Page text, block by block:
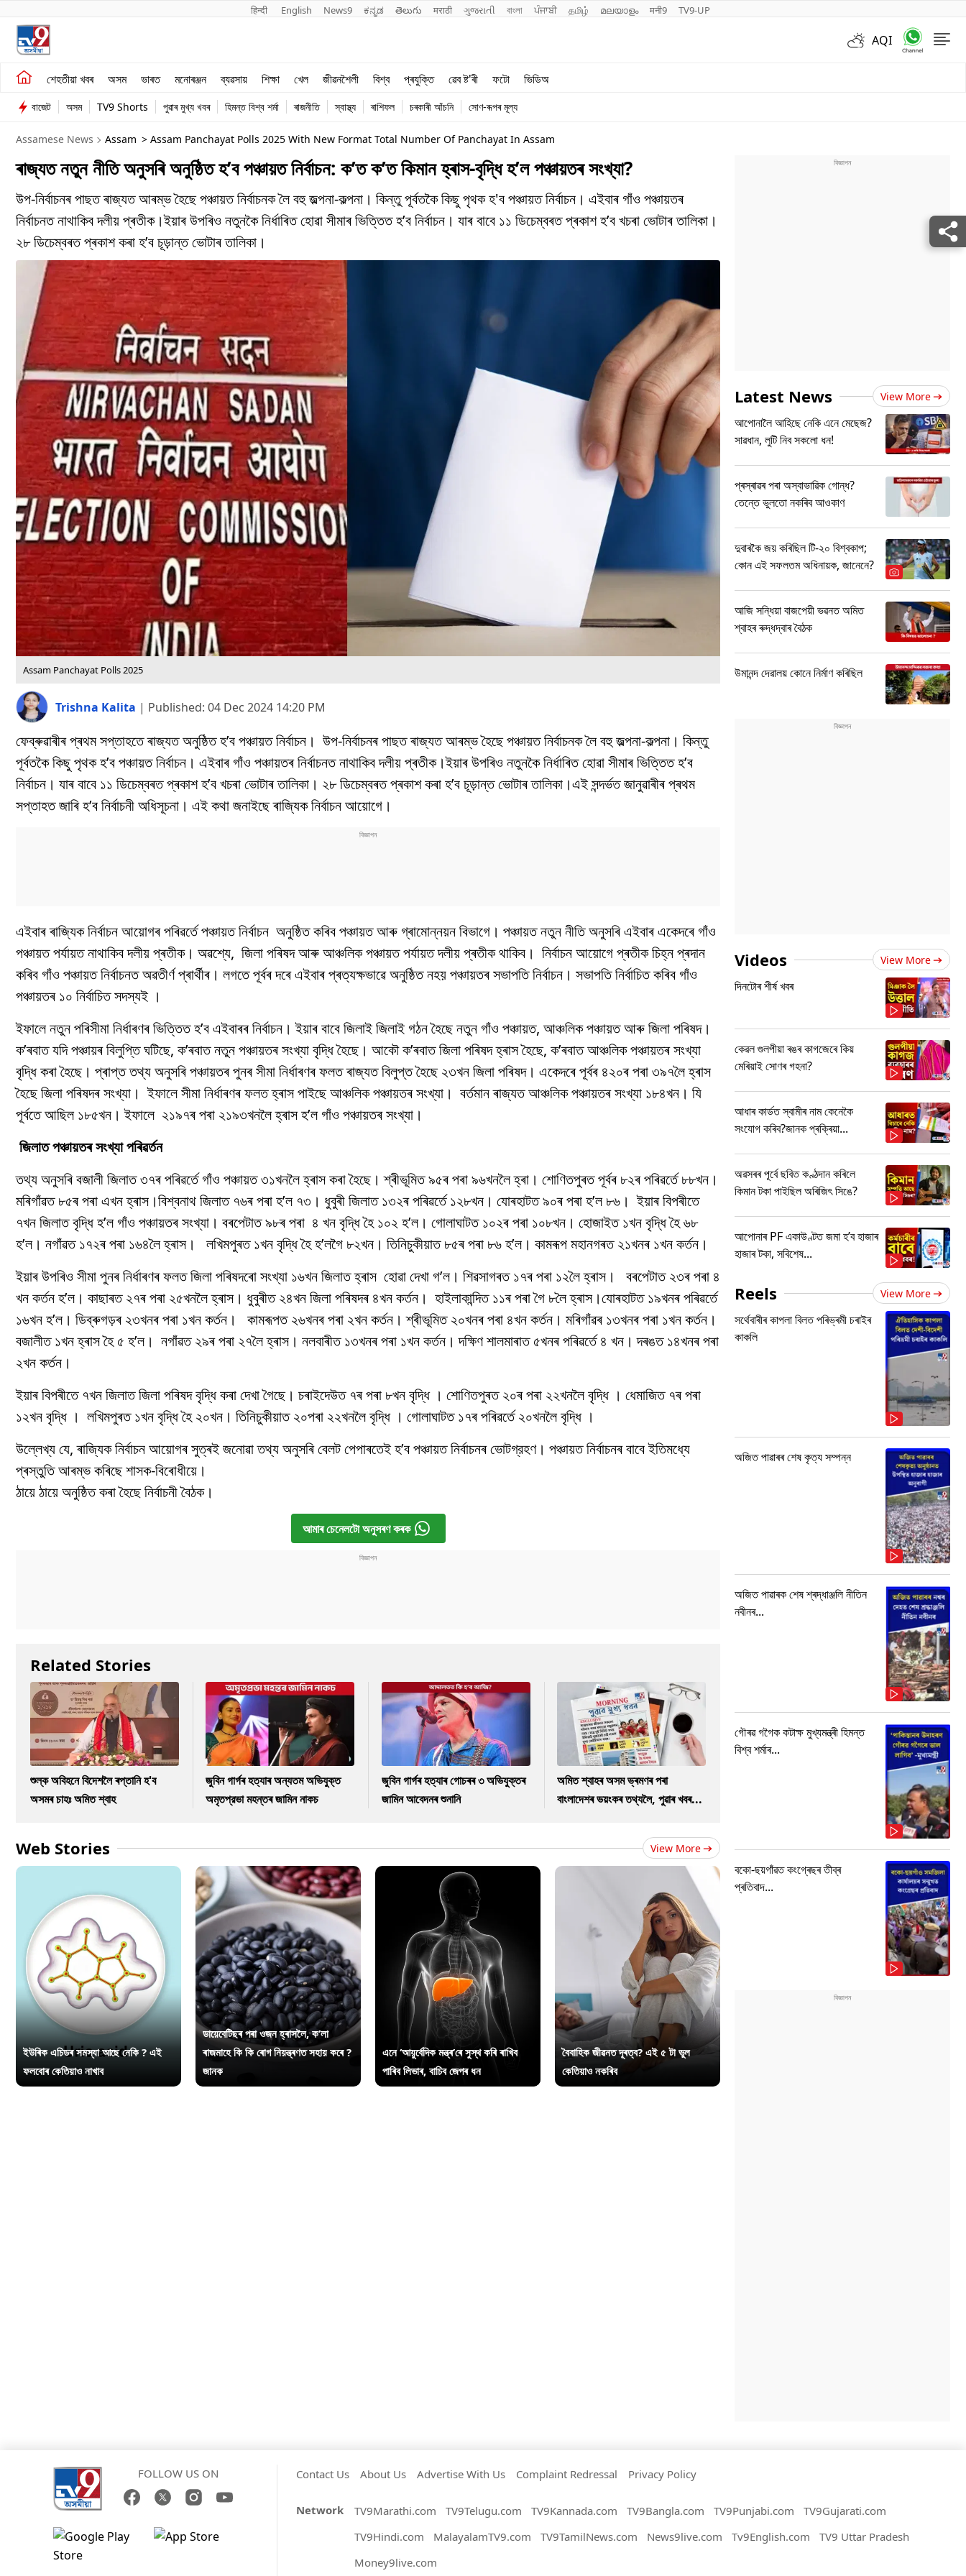
हिन्दी English News9 ಕನ್ನಡ తెలుగు मराठी ગુજરાતી বাংলা ਪੰਜਾਬੀ தமிழ் മലയാളം मनी9 TV9-UP
AQI
শেহতীয়া খবৰ অসম ভাৰত মনোৰঞ্জন ব্যৱসায় শিক্ষা খেল জীৱনশৈলী বিশ্ব প্ৰযুক্তি ৱেব ষ্ট'ৰী ফটো ভিডিঅ
শেহতীয়া খবৰ
অসম
ভাৰত
ব্যৱসায়
খেল
জীৱনশৈলী
বাজেট অসম TV9 Shorts পুৱাৰ মুখ্য খবৰ হিমন্ত বিশ্ব শৰ্মা ৰাজনীতি স্বাস্থ্য ৰাশিফল চৰকাৰী আঁচনি সোণ-ৰূপৰ মূল্য
Assamese News Assam > Assam Panchayat Polls 2025 With New Format Total Number Of Panchayat In Assam
ৰাজ্যত নতুন নীতি অনুসৰি অনুষ্ঠিত হ’ব পঞ্চায়ত নিৰ্বাচন: ক’ত ক’ত কিমান হ্ৰাস-বৃদ্ধি হ’ল পঞ্চায়তৰ সংখ্যা?
উপ-নিৰ্বাচনৰ পাছত ৰাজ্যত আৰম্ভ হৈছে পঞ্চায়ত নিৰ্বাচনক লৈ বহু জল্পনা-কল্পনা। কিন্তু পূৰ্বতকৈ কিছু পৃথক হ'ব পঞ্চায়ত নিৰ্বাচন। এইবাৰ গাঁও পঞ্চায়তৰ
নিৰ্বাচনত নাথাকিব দলীয় প্ৰতীক।ইয়াৰ উপৰিও নতুনকৈ নিৰ্ধাৰিত হোৱা সীমাৰ ভিত্তিত হ’ব নিৰ্বাচন। যাৰ বাবে ১১ ডিচেম্বৰত প্ৰকাশ হ’ব খচৰা ভোটাৰ তালিকা।
২৮ ডিচেম্বৰত প্ৰকাশ কৰা হ’ব চূড়ান্ত ভোটাৰ তালিকা।
Assam Panchayat Polls 2025
Trishna Kalita | Published: 04 Dec 2024 14:20 PM
ফেব্ৰুৱাৰীৰ প্ৰথম সপ্তাহতে ৰাজ্যত অনুষ্ঠিত হ’ব পঞ্চায়ত নিৰ্বাচন। উপ-নিৰ্বাচনৰ পাছত ৰাজ্যত আৰম্ভ হৈছে পঞ্চায়ত নিৰ্বাচনক লৈ বহু জল্পনা-কল্পনা। কিন্তু
পূৰ্বতকৈ কিছু পৃথক হ’ব পঞ্চায়ত নিৰ্বাচন। এইবাৰ গাঁও পঞ্চায়তৰ নিৰ্বাচনত নাথাকিব দলীয় প্ৰতীক।ইয়াৰ উপৰিও নতুনকৈ নিৰ্ধাৰিত হোৱা সীমাৰ ভিত্তিত হ’ব
নিৰ্বাচন। যাৰ বাবে ১১ ডিচেম্বৰত প্ৰকাশ হ’ব খচৰা ভোটাৰ তালিকা। ২৮ ডিচেম্বৰত প্ৰকাশ কৰা হ’ব চূড়ান্ত ভোটাৰ তালিকা।এই সন্দৰ্ভত জানুৱাৰীৰ প্ৰথম
সপ্তাহত জাৰি হ’ব নিৰ্বাচনী অধিসূচনা। এই কথা জনাইছে ৰাজ্যিক নিৰ্বাচন আয়োগে।
এইবাৰ ৰাজ্যিক নিৰ্বাচন আয়োগৰ পৰিৱৰ্তে পঞ্চায়ত নিৰ্বাচন অনুষ্ঠিত কৰিব পঞ্চায়ত আৰু গ্ৰামোন্নয়ন বিভাগে। পঞ্চায়ত নতুন নীতি অনুসৰি এইবাৰ একেদৰে গাঁও
পঞ্চায়ত পৰ্যায়ত নাথাকিব দলীয় প্ৰতীক। অৱশ্যে, জিলা পৰিষদ আৰু আঞ্চলিক পঞ্চায়ত পৰ্যায়ত দলীয় প্ৰতীক থাকিব। নিৰ্বাচন আয়োগে প্ৰতীক চিহ্ন প্ৰদান
কৰিব গাঁও পঞ্চায়ত নিৰ্বাচনত অৱতীৰ্ণ প্ৰাৰ্থীৰ। লগতে পূৰ্বৰ দৰে এইবাৰ প্ৰত্যক্ষভাৱে অনুষ্ঠিত নহয় পঞ্চায়তৰ সভাপতি নিৰ্বাচন। সভাপতি নিৰ্বাচিত কৰিব গাঁও
পঞ্চায়তৰ ১০ নিৰ্বাচিত সদস্যই ।
ইফালে নতুন পৰিসীমা নিৰ্ধাৰণৰ ভিত্তিত হ’ব এইবাৰৰ নিৰ্বাচন। ইয়াৰ বাবে জিলাই জিলাই গঠন হৈছে নতুন গাঁও পঞ্চায়ত, আঞ্চলিক পঞ্চায়ত আৰু জিলা পৰিষদ।
ক’ৰবাত যদি পঞ্চায়ৰ বিলুপ্তি ঘটিছে, ক’ৰবাত নতুন পঞ্চায়তৰ সংখ্যা বৃদ্ধি হৈছে। আকৌ ক’ৰবাত জিলা পৰিষদ হ্ৰাস হৈছে, ক’ৰবাত আঞ্চলিক পঞ্চায়তৰ সংখ্যা
বৃদ্ধি কৰা হৈছে। প্ৰাপ্ত তথ্য অনুসৰি পঞ্চায়তৰ পুনৰ সীমা নিৰ্ধাৰণৰ ফলত ৰাজ্যত বিলুপ্ত হৈছে ২৩খন জিলা পৰিষদ। একেদৰে পূৰ্বৰ ৪২০ৰ পৰা ৩৯৭লৈ হ্ৰাস
হৈছে জিলা পৰিষদৰ সংখ্যা। ইফালে সীমা নিৰ্ধাৰণৰ ফলত হ্ৰাস পাইছে আঞ্চলিক পঞ্চায়তৰ সংখ্যা। বৰ্তমান ৰাজ্যত আঞ্চলিক পঞ্চায়তৰ সংখ্যা ১৮৪খন। যি
পূৰ্বতে আছিল ১৮৫খন। ইফালে ২১৯৭ৰ পৰা ২১৯৩খনলৈ হ্ৰাস হ’ল গাঁও পঞ্চায়তৰ সংখ্যা।
জিলাত পঞ্চায়তৰ সংখ্যা পৰিৱৰ্তন
তথ্য অনুসৰি বজালী জিলাত ৩৭ৰ পৰিৱৰ্তে গাঁও পঞ্চায়ত ৩১খনলৈ হ্ৰাস কৰা হৈছে। শ্ৰীভূমিত ৯৫ৰ পৰা ৯৬খনলৈ হ্ৰা। শোণিতপুৰত পূৰ্বৰ ৮২ৰ পৰিৱৰ্তে ৮৮খন।
মৰিগাঁৱত ৮৫ৰ পৰা এখন হ্ৰাস।বিশ্বনাথ জিলাত ৭৬ৰ পৰা হ’ল ৭৩। ধুবুৰী জিলাত ১৩২ৰ পৰিৱৰ্তে ১২৮খন। যোৰহাটত ৯০ৰ পৰা হ’ল ৮৬। ইয়াৰ বিপৰীতে
৭খন জিলাত বৃদ্ধি হ’ল গাঁও পঞ্চায়তৰ সংখ্যা। বৰপেটাত ৯৮ৰ পৰা ৪ খন বৃদ্ধি হৈ ১০২ হ’ল। গোলাঘাটত ১০২ৰ পৰা ১০৮খন। হোজাইত ১খন বৃদ্ধি হৈ ৬৮
হ’ল। নগাঁৱত ১৭২ৰ পৰা ১৬৪লৈ হ্ৰাস। লখিমপুৰত ১খন বৃদ্ধি হৈ হ’লগৈ ৮২খন। তিনিচুকীয়াত ৮৫ৰ পৰা ৮৬ হ’ল। কামৰূপ মহানগৰত ২১খনৰ ১খন কৰ্তন।
ইয়াৰ উপৰিও সীমা পুনৰ নিৰ্ধাৰণৰ ফলত জিলা পৰিষদৰো সংখ্যা ১৬খন জিলাত হ্ৰাস হোৱা দেখা গ’ল। শিৱসাগৰত ১৭ৰ পৰা ১২লৈ হ্ৰাস। বৰপেটাত ২৩ৰ পৰা ৪
খন কৰ্তন হ’ল। কাছাৰত ২৭ৰ পৰা ২৫খনলৈ হ্ৰাস। ধুবুৰীত ২৪খন জিলা পৰিষদৰ ৪খন কৰ্তন। হাইলাকান্দিত ১১ৰ পৰা গৈ ৮লৈ হ্ৰাস।যোৰহাটত ১৯খনৰ পৰিৱৰ্তে
১৬খন হ’ল। ডিব্ৰুগড়ৰ ২৩খনৰ পৰা ১খন কৰ্তন। কামৰূপত ২৬খনৰ পৰা ২খন কৰ্তন। শ্ৰীভূমিত ২০খনৰ পৰা ৪খন কৰ্তন। মৰিগাঁৱৰ ১৩খনৰ পৰা ১খন কৰ্তন।
বজালীত ১খন হ্ৰাস হৈ ৫ হ’ল। নগাঁৱত ২৯ৰ পৰা ২৭লৈ হ্ৰাস। নলবাৰীত ১৩খনৰ পৰা ১খন কৰ্তন। দক্ষিণ শালমাৰাত ৫খনৰ পৰিৱৰ্তে ৪ খন। দৰঙত ১৪খনৰ পৰা
২খন কৰ্তন।
ইয়াৰ বিপৰীতে ৭খন জিলাত জিলা পৰিষদ বৃদ্ধি কৰা দেখা গৈছে। চৰাইদেউত ৭ৰ পৰা ৮খন বৃদ্ধি । শোণিতপুৰত ২০ৰ পৰা ২২খনলৈ বৃদ্ধি । ধেমাজিত ৭ৰ পৰা
১২খন বৃদ্ধি । লখিমপুৰত ১খন বৃদ্ধি হৈ ২০খন। তিনিচুকীয়াত ২০পৰা ২২খনলৈ বৃদ্ধি । গোলাঘাটত ১৭ৰ পৰিৱৰ্তে ২০খনলৈ বৃদ্ধি ।
উল্লেখ্য যে, ৰাজ্যিক নির্বাচন আয়োগৰ সুত্ৰই জনোৱা তথ্য অনুসৰি বেলট পেপাৰতেই হ’ব পঞ্চায়ত নিৰ্বাচনৰ ভোটগ্রহণ। পঞ্চায়ত নিৰ্বাচনৰ বাবে ইতিমধ্যে
প্ৰস্তুতি আৰম্ভ কৰিছে শাসক-বিৰোধীয়ে।
ঠায়ে ঠায়ে অনুষ্ঠিত কৰা হৈছে নিৰ্বাচনী বৈঠক।
আমাৰ চেনেলটো অনুসৰণ কৰক
Related Stories
শুল্ক অবিহনে বিদেশলৈ ৰপ্তানি হ'ব
অসমৰ চাহঃ অমিত শ্বাহ
জুবিন গাৰ্গৰ হত্যাৰ অন্যতম অভিযুক্ত
অমৃতপ্রভা মহন্তৰ জামিন নাকচ
জুবিন গাৰ্গৰ হত্যাৰ গোচৰৰ ৩ অভিযুক্তৰ
জামিন আবেদনৰ শুনানি
অমিত শ্বাহৰ অসম ভ্ৰমণৰ পৰা
বাংলাদেশৰ ভয়ংকৰ তথ্যলৈ, পুৱাৰ খবৰ...
Web Stories View More
ইউৰিক এচিডৰ সমস্যা আছে নেকি ? এই
ফলবোৰ কেতিয়াও নাখাব
ডায়েবেটিছৰ পৰা ওজন হ্ৰাসলৈ, ক’লা
ৰাজমাহে কি কি ৰোগ নিয়ন্ত্ৰণত সহায় কৰে ?
জানক
এনে ‘আয়ুৰ্বেদিক মন্ত্ৰ’ৰে সুস্থ কৰি ৰাখিব
পাৰিব লিভাৰ, বাচিব জেপৰ ধন
বৈবাহিক জীৱনত দূৰত্ব? এই ৫ টা ভুল
কেতিয়াও নকৰিব
Latest News View More
আপোনালৈ আহিছে নেকি এনে মেছেজ?
সাৱধান, লুটি নিব সকলো ধন!
প্ৰস্ৰাৱৰ পৰা অস্বাভাৱিক গোন্ধ?
তেন্তে ভুলতো নকৰিব আওকাণ
দুবাৰকৈ জয় কৰিছিল টি-২০ বিশ্বকাপ;
কোন এই সফলতম অধিনায়ক, জানেনে?
আজি সন্ধিয়া বাজপেয়ী ভৱনত অমিত
শ্বাহৰ ৰুদ্ধদ্বাৰ বৈঠক
উমানন্দ দেৱালয় কোনে নিৰ্মাণ কৰিছিল
Videos View More
দিনটোৰ শীৰ্ষ খবৰ
কেৱল গুলপীয়া ৰঙৰ কাগজেৰে কিয়
মেৰিয়াই সোণৰ গহনা?
আধাৰ কাৰ্ডত স্বামীৰ নাম কেনেকৈ
সংযোগ কৰিব?জানক প্ৰক্ৰিয়া...
অৱসৰৰ পূৰ্বে ছবিত কণ্ঠদান কৰিলে
কিমান টকা পাইছিল অৰিজিৎ সিঙে?
আপোনাৰ PF একাউণ্টত জমা হ’ব হাজাৰ
হাজাৰ টকা, সবিশেষ...
Reels View More
সৰ্থেবাৰীৰ কাপলা বিলত পৰিভ্ৰমী চৰাইৰ
কাকলি
অজিত পাৱাৰৰ শেষ কৃত্য সম্পন্ন
অজিত পাৱাৰক শেষ শ্ৰদ্ধাঞ্জলি নীতিন
নবীনৰ...
গৌৰৱ গগৈক কটাক্ষ মুখ্যমন্ত্ৰী হিমন্ত
বিশ্ব শৰ্মাৰ...
বকো-ছয়গাঁৱত কংগ্ৰেছৰ তীব্ৰ
প্ৰতিবাদ...
FOLLOW US ON Contact Us About Us Advertise With Us Complaint Redressal Privacy Policy
Network TV9Marathi.com TV9Telugu.com TV9Kannada.com TV9Bangla.com TV9Punjabi.com
TV9Gujarati.com
TV9Hindi.com
MalayalamTV9.com TV9TamilNews.com News9live.com Tv9English.com
TV9 Uttar Pradesh
Money9live.com